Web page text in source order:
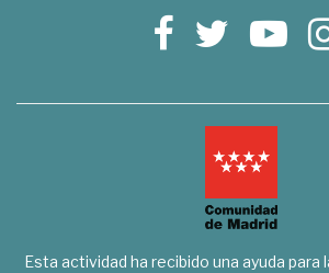
Esta actividad ha recibido una ayuda para